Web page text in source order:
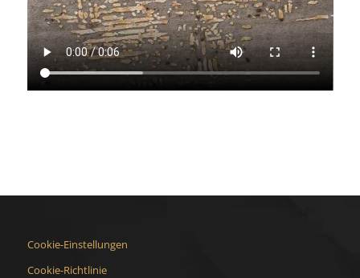
Cookie-Einstellungen
Cookie-Richtlinie